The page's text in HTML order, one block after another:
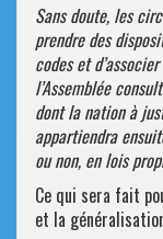
Sans doute, les
prendre des
codes et
l’Assemblée
dont la nation à
appartiendra
ou non, en lois
Ce qui sera fait
et la